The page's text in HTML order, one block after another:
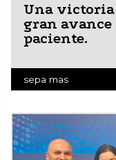
Una victoria
gran avance
paciente.
sepa mas